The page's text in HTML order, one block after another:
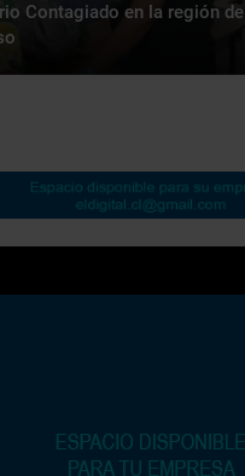
Contagiado en la región de